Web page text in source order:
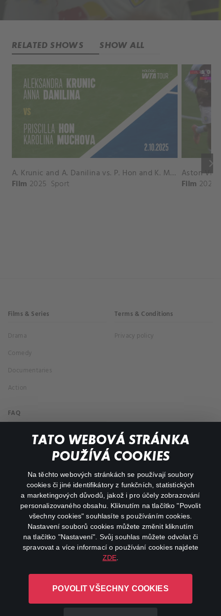
TATO WEBOVÁ STRÁNKA
POUŽÍVÁ COOKIES
Na těchto webových stránkách se používají soubory
cookies či jiné identifikátory z funkčních, statistických
a marketingových důvodů, jakož i pro účely zobrazování
personalizovaného obsahu. Kliknutím na tlačítko "Povolit
všechny cookies" souhlasíte s používáním cookies.
Nastavení souborů cookies můžete změnit kliknutím
na tlačítko "Nastavení". Svůj souhlas můžete odvolat či
spravovat a více informací o používání cookies najdete
ZDE
POVOLIT VŠECHNY COOKIES
RELATED SHOWS SHOW ALL
keyboard_arrow_right
A. Krunic and A. Danilina vs. P. Hon and K. Muchova Match Highlights - BEIJING_Capital Group Diamond ( October 02, 2025)
Film 2025 Sport Film 2026
Films & Series
Drama
Comedy
Documentaries
Action
Terms & Conditions
Privacy policy
FAQ
My profile
facebookinstagram
youtube
L-1246 Luxembourg R.C.S.